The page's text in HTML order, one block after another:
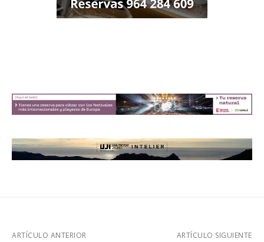
ARTÍCULO ANTERIOR ARTÍCULO SIGUIENTE